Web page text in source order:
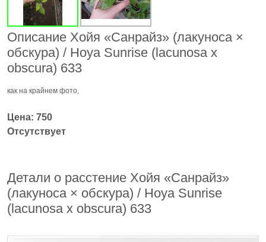
Описание Хойя «Санрайз» (лакуноса ×
обскура) / Hoya Sunrise (lacunosa x
obscura) 633
как на крайнем фото,
Цена: 750
Отсутствует
Детали о расстение Хойя «Санрайз»
(лакуноса × обскура) / Hoya Sunrise
(lacunosa x obscura) 633